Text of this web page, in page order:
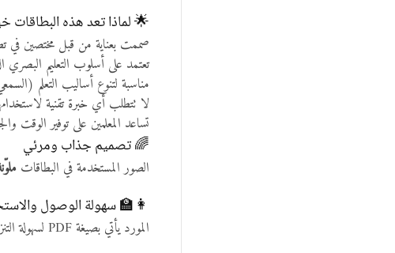
🌟 لماذا تعد هذه البطاقات
صممت بعناية من قبل مختصين في
تعتمد على أسلوب التعليم البصري
مناسبة لتنوع أساليب التعلم
لا تتطلب أي خبرة تقنية
تساعد المعلمين على توفير الوقت
🌈 تصميم جذاب ومرئي
الصور المستخدمة في البطاقات
👩‍🏫 سهولة الوصول
المورد يأتي بصيغة PDF لسهولة التنزيل والطباعة.